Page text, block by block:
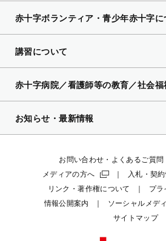
赤十字ボランティア・青少年赤十字に
講習について
赤十字病院／看護師等の教育／社会福
お知らせ・最新情報
お問い合わせ・よくあるご質問
メディアの方へ
入札・契
リンク・著作権について
プラ
情報公開案内
ソーシャルメデ
サイトマップ